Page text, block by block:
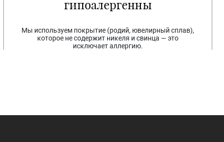
гипоалергенны
Мы используем покрытие (родий, ювелирный сплав),
которое не содержит никеля и свинца — это
исключает аллергию.